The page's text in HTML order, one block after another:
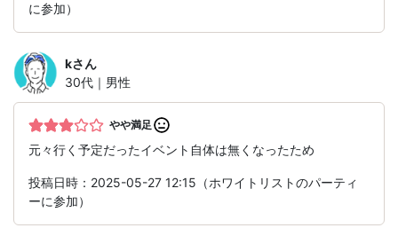
に参加）
kさん
30代｜男性
やや満足
元々行く予定だったイベント自体は無くなったため
投稿日時：2025-05-27 12:15（ホワイトリストのパーティ
ーに参加）